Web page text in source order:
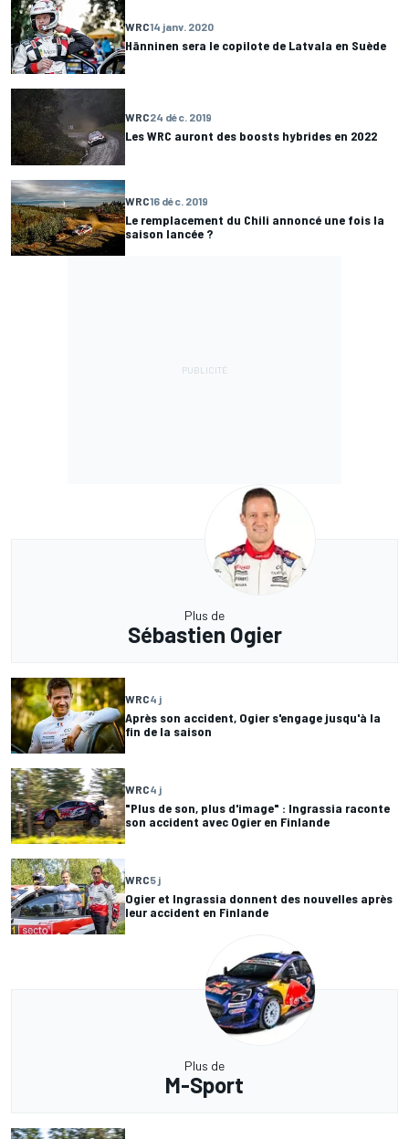
WRC14 janv. 2020
Hänninen sera le copilote de Latvala en Suède
WRC24 déc. 2019
Les WRC auront des boosts hybrides en 2022
WRC16 déc. 2019
Le remplacement du Chili annoncé une fois la
saison lancée ?
Plus de
Sébastien Ogier
WRC4 j
Après son accident, Ogier s'engage jusqu'à la
fin de la saison
WRC4 j
"Plus de son, plus d'image" : Ingrassia raconte
son accident avec Ogier en Finlande
WRC5 j
Ogier et Ingrassia donnent des nouvelles après
leur accident en Finlande
Plus de
M-Sport